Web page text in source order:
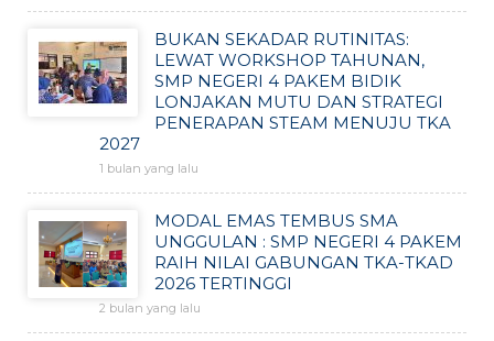
BUKAN SEKADAR RUTINITAS:
LEWAT WORKSHOP TAHUNAN,
SMP NEGERI 4 PAKEM BIDIK
LONJAKAN MUTU DAN STRATEGI
PENERAPAN STEAM MENUJU TKA
2027
1 bulan yang lalu
MODAL EMAS TEMBUS SMA
UNGGULAN : SMP NEGERI 4 PAKEM
RAIH NILAI GABUNGAN TKA-TKAD
2026 TERTINGGI
2 bulan yang lalu